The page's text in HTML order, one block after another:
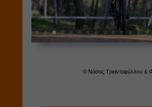
© Νάσος Τριανταφύλλου &